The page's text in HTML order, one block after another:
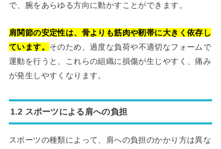
で、腕をあらゆる方向に動かすことができます。
肩関節の安定性は、骨よりも筋肉や靭帯に大きく依存し
ています。 そのため、過度な負荷や不適切なフォームで
運動を行うと、これらの組織に損傷が生じやすく、痛み
が発生しやすくなります。
1.2 スポーツによる肩への負担
スポーツの種類によって、肩への負担のかかり方は異な